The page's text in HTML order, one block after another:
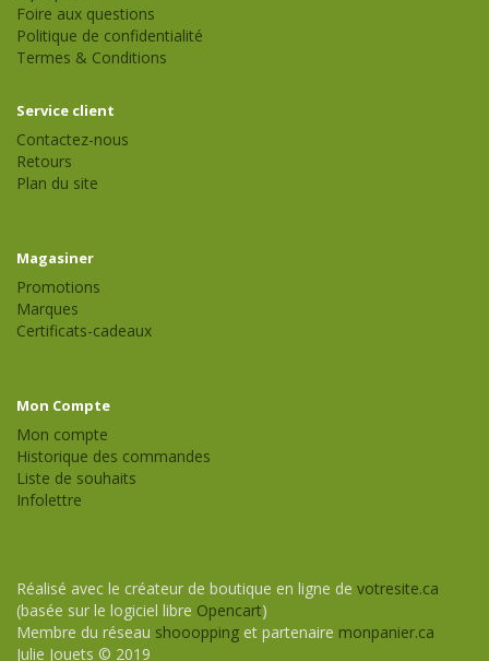
Foire aux questions
Politique de confidentialité
Termes & Conditions
Service client
Contactez-nous
Retours
Plan du site
Magasiner
Promotions
Marques
Certificats-cadeaux
Mon Compte
Mon compte
Historique des commandes
Liste de souhaits
Infolettre
Réalisé avec le créateur de boutique en ligne de votresite.ca
(basée sur le logiciel libre Opencart)
Membre du réseau shooopping et partenaire monpanier.ca
Julie Jouets © 2019